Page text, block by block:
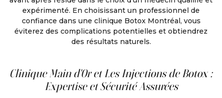
expérimenté. En choisissant un professionnel de
confiance dans une clinique Botox Montréal, vous
éviterez des complications potentielles et obtiendrez
des résultats naturels.
Clinique Main d'Or et Les Injections de Botox :
Expertise et Sécurité Assurées